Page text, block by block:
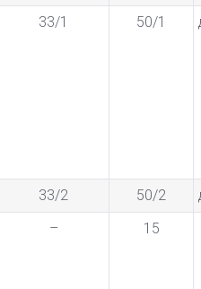
33/1 50/1
33/2 50/2
– 15